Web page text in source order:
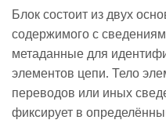
Блок состоит из двух
содержимого с
метаданные для
элементов цепи. Тело
переводов или иных
фиксирует в